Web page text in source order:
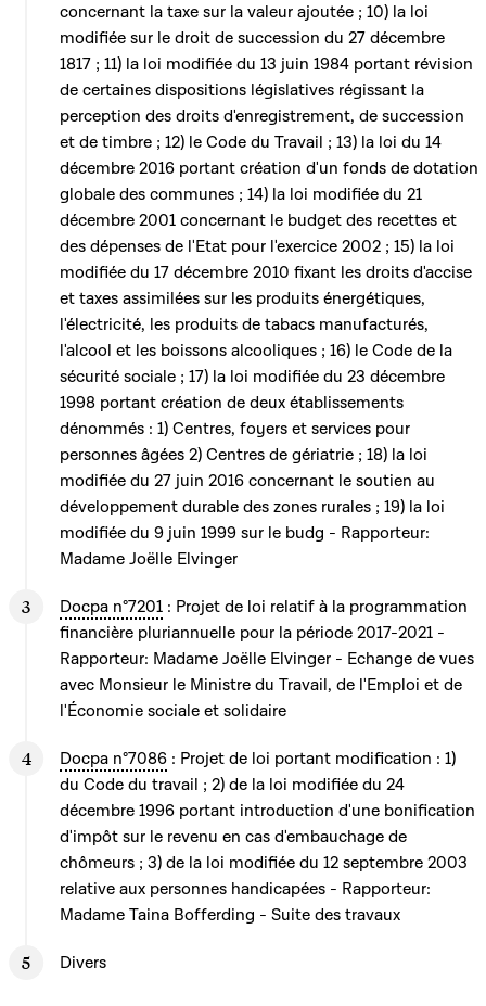
concernant la taxe sur la valeur ajoutée ; 10) la loi
modifiée sur le droit de succession du 27 décembre
1817 ; 11) la loi modifiée du 13 juin 1984 portant révision
de certaines dispositions législatives régissant la
perception des droits d'enregistrement, de succession
et de timbre ; 12) le Code du Travail ; 13) la loi du 14
décembre 2016 portant création d'un fonds de dotation
globale des communes ; 14) la loi modifiée du 21
décembre 2001 concernant le budget des recettes et
des dépenses de l'Etat pour l'exercice 2002 ; 15) la loi
modifiée du 17 décembre 2010 fixant les droits d'accise
et taxes assimilées sur les produits énergétiques,
l'électricité, les produits de tabacs manufacturés,
l'alcool et les boissons alcooliques ; 16) le Code de la
sécurité sociale ; 17) la loi modifiée du 23 décembre
1998 portant création de deux établissements
dénommés : 1) Centres, foyers et services pour
personnes âgées 2) Centres de gériatrie ; 18) la loi
modifiée du 27 juin 2016 concernant le soutien au
développement durable des zones rurales ; 19) la loi
modifiée du 9 juin 1999 sur le budg - Rapporteur:
Madame Joëlle Elvinger
Docpa n°7201 : Projet de loi relatif à la programmation
financière pluriannuelle pour la période 2017-2021 -
Rapporteur: Madame Joëlle Elvinger - Echange de vues
avec Monsieur le Ministre du Travail, de l'Emploi et de
l'Économie sociale et solidaire
Docpa n°7086 : Projet de loi portant modification : 1)
du Code du travail ; 2) de la loi modifiée du 24
décembre 1996 portant introduction d'une bonification
d'impôt sur le revenu en cas d'embauchage de
chômeurs ; 3) de la loi modifiée du 12 septembre 2003
relative aux personnes handicapées - Rapporteur:
Madame Taina Bofferding - Suite des travaux
Divers